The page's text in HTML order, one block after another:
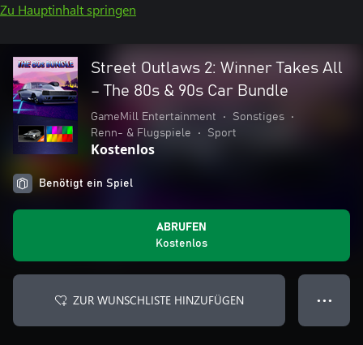
Zu Hauptinhalt springen
Street Outlaws 2: Winner Takes All
– The 80s & 90s Car Bundle
GameMill Entertainment • Sonstiges
•
Renn- & Flugspiele
• Sport
Kostenlos
Benötigt ein Spiel
ABRUFEN
Kostenlos
ZUR WUNSCHLISTE HINZUFÜGEN ● ● ●